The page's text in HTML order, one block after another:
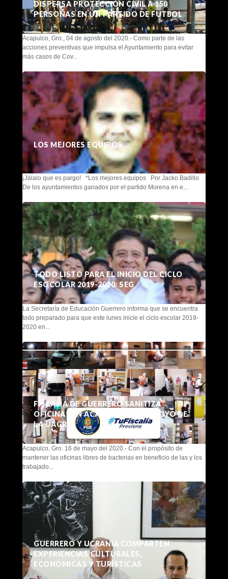
DISPERSA PROTECCIÓN CIVIL A 150
PERSONAS EN UN PARTIDO DE FUTBOL
Acapulco, Gro., 04 de agosto del 2020.- Como parte de las
acciones preventivas que impulsa el Ayuntamiento para evitar
más casos de Cov...
LOS MEJORES EQUIPOS
¡Jálalo que es pargo! *Los mejores equipos Por Jacko Badillo
De los ayuntamientos ganados por el partido Morena en e...
TODO LISTO PARA EL INICIO DEL CICLO
ESOCOLAR 2019-2020: SEG
La Secretaría de Educación Guerrero informa que se encuentra
todo preparado para que este lunes inicie el ciclo escolar 2019-
2020 en...
FISCALÍA DE GUERRERO SANITIZA
OFICINAS EN ACAPULCO CON APOYO DE
LA UAGRO
Acapulco, Gro. 16 de mayo del 2020.- Con el propósito de
mantener las oficinas libres de bacterias en beneficio de las y los
trabajado...
GUERRERO Y UCRANIA COMPARTEN
EXPERIENCIAS CULTURALES,
ECONÓMICAS Y TURÍSTICAS